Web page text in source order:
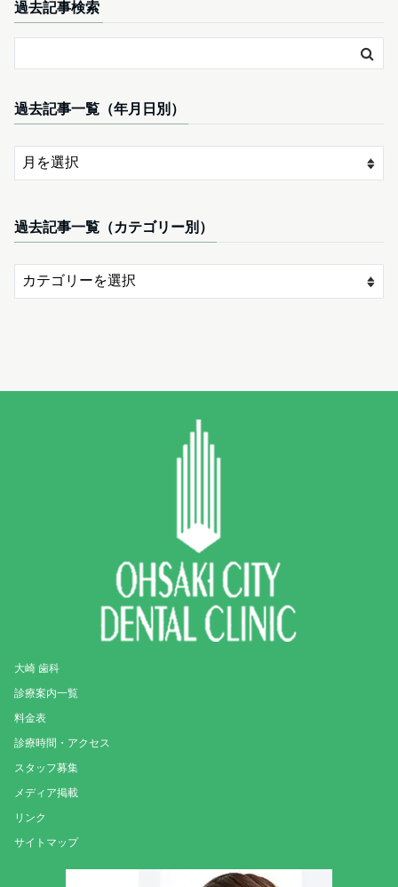
過去記事検索
過去記事一覧（年月日別）
過去記事一覧（カテゴリー別）
大崎 歯科
診療案内一覧
料金表
診療時間・アクセス
スタッフ募集
メディア掲載
リンク
サイトマップ